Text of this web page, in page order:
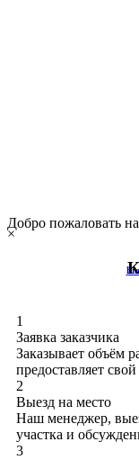
Добро пожаловать
×
1
Заявка заказчика
Заказывает объём
предоставляет
2
Выезд на место
Наш менеджер,
участка и
3